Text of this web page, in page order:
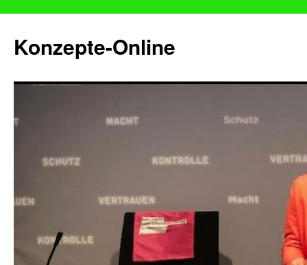
Konzepte-Online